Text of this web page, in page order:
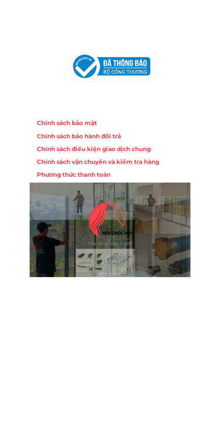
Chính sách bảo mật
Chính sách bảo hành đổi trả
Chính sách điều kiện giao dịch chung
Chính sách vận chuyển và kiểm tra hàng
Phương thức thanh toán